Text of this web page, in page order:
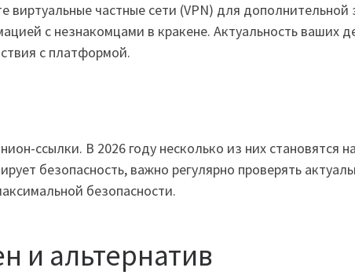
виртуальные частные сети (VPN) для
с незнакомцами в кракене. Актуальность ваших
с платформой.
ссылки. В 2026 году несколько из них становятся
безопасность, важно регулярно проверять
безопасности.
и альтернатив